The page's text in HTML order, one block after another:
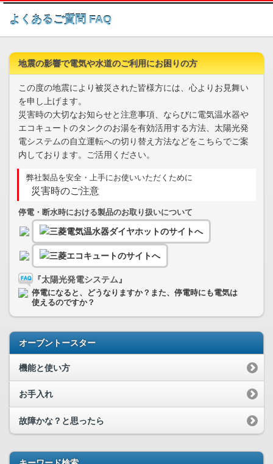
このページの本文へ
よくあるご質問 FAQ
地震の影響で電気や水道のご利用にお困りの方
この度の地震により被災された皆様方には、心よりお見舞い
を申し上げます。
災害時の大切なお知らせと注意事項、ならびに電気温水器や
エコキュートのタンクのお湯を有効活用する方法、太陽光発
電システムの自立運転への切り替え方法などをこちらでご案
内しております。ご活用ください。
弊社製品を安全・上手にお使いいただくために
災害時のご注意
停電・断水時における製品のお取り扱いについて
『太陽光発電システム』
停電になると、どうなりますか？また、停電時にも電気は
使えるのですか？
オーブントースター
機能と使い方
お手入れ
故障かな？と思ったら